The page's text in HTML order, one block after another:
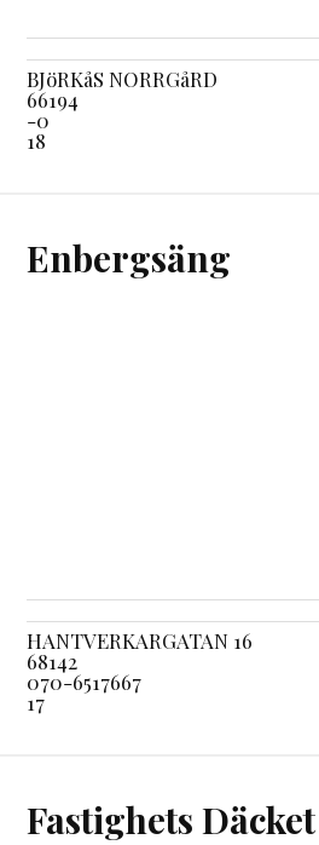
BJöRKåS NORRGåRD
66194
-0
18
Enbergsäng
HANTVERKARGATAN 16
68142
070-6517667
17
Fastighets Däcket